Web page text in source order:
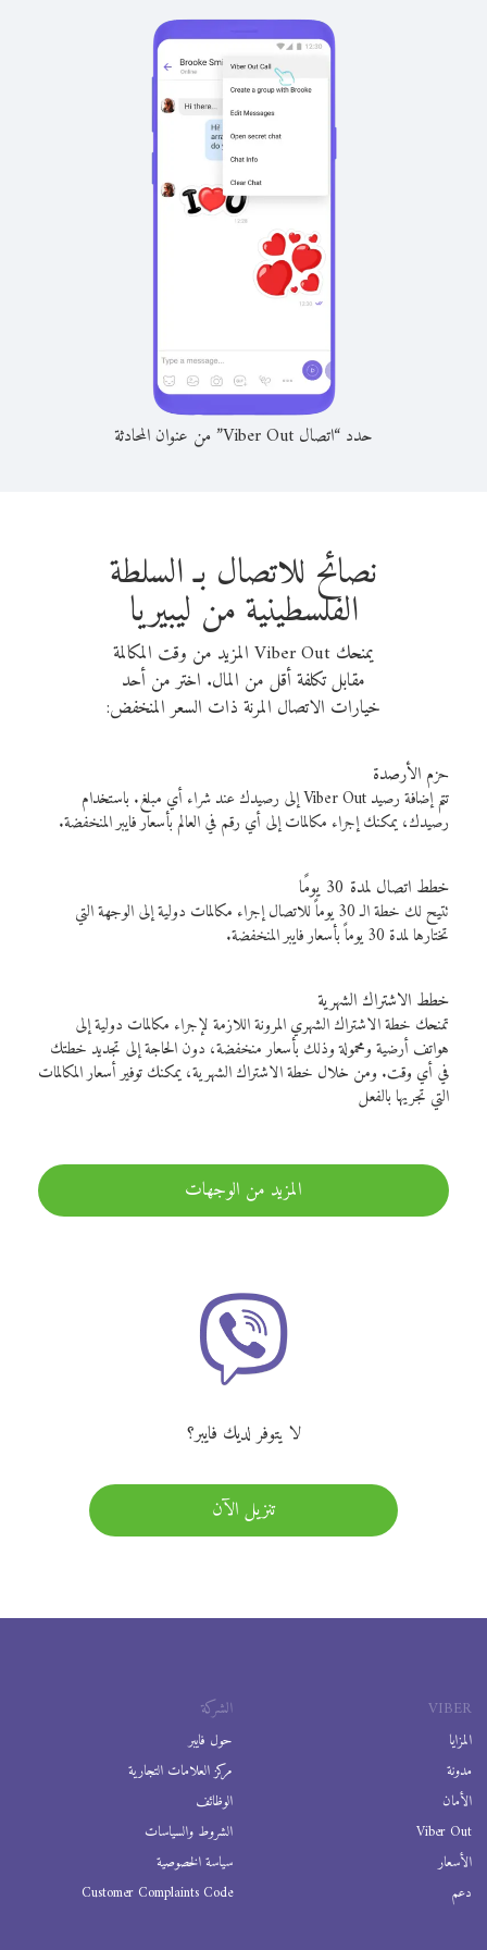
حدد “اتصال Viber Out” من عنوان المحادثة
نصائح للاتصال بـ السلطة
الفلسطينية من ليبيريا
يمنحك Viber Out المزيد من وقت المكالمة
مقابل تكلفة أقل من المال. اختر من أحد
خيارات الاتصال المرنة ذات السعر المنخفض:
حزم الأرصدة
تتم إضافة رصيد Viber Out إلى رصيدك عند شراء أي مبلغ. باستخدام
رصيدك، يمكنك إجراء مكالمات إلى أي رقم في العالم بأسعار فايبر المنخفضة.
خطط اتصال لمدة 30 يومًا
تتيح لك خطة الـ 30 يوماً للاتصال إجراء مكالمات دولية إلى الوجهة التي
تختارها لمدة 30 يوماً بأسعار فايبر المنخفضة.
خطط الاشتراك الشهرية
تمنحك خطة الاشتراك الشهري المرونة اللازمة لإجراء مكالمات دولية إلى
هواتف أرضية ومحمولة وذلك بأسعار منخفضة، دون الحاجة إلى تجديد خطتك
في أي وقت. ومن خلال خطة الاشتراك الشهرية، يمكنك توفير أسعار المكالمات
التي تجريها بالفعل
المزيد من الوجهات
لا يتوفر لديك فايبر؟
تنزيل الآن
VIBER
المزايا
مدونة
الأمان
Viber Out
الأسعار
دعم
الشركة
حول فايبر
مركز العلامات التجارية
الوظائف
الشروط والسياسات
سياسة الخصوصية
Customer Complaints Code